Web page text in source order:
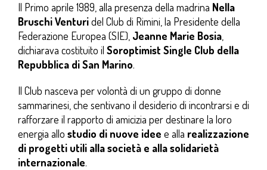
Il Primo aprile 1989, alla presenza della madrina Nella
Bruschi Venturidel Club di Rimini, la Presidente della
Federazione Europea (SIE), Jeanne Marie Bosia,
dichiarava costituito il Soroptimist Single Club della
Repubblica di San Marino.
Il Club nasceva per volontà di un gruppo di donne
sammarinesi, che sentivano il desiderio di incontrarsi e di
rafforzare il rapporto di amicizia per destinare la loro
energia allo studio di nuove idee e alla realizzazione
di progetti utili alla società e alla solidarietà
internazionale.